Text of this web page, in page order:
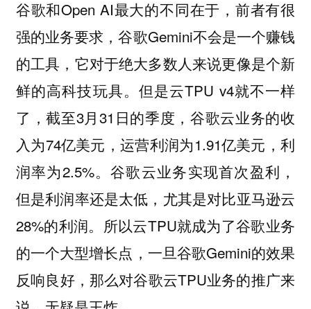
谷歌和Open AI最大的不同在于，前者有很
强的业务要求，谷歌Gemini不会是一个赚钱
的工具，它对于绝大多数人来说更像是个新
鲜的高科技玩具。但是云TPU v4就不一样
了，截至3月31日的季度，谷歌云业务的收
入为74亿美元，运营利润为1.91亿美元，利
润率为2.5%。谷歌云业务实现首次盈利，
但是利润率还是太低，尤其是对比亚马逊云
28%的利润。所以云TPU就成为了谷歌业务
的一个大型增长点，一旦谷歌Gemini的效果
反响良好，那么对谷歌云TPU业务的推广来